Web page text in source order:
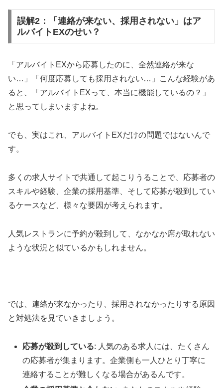
誤解2：「連絡が来ない、採用されない」はア
ルバイトEXのせい？
「アルバイトEXから応募したのに、全然連絡が来な
い…」「何度応募しても採用されない…」こんな経験があ
ると、「アルバイトEXって、本当に機能しているの？」
と思ってしまいますよね。
でも、実はこれ、アルバイトEXだけの問題ではないんで
す。
多くの求人サイトで共通して起こりうることで、応募者の
スキルや経験、企業の採用基準、そして応募が殺到してい
るケースなど、様々な要因が考えられます。
人気レストランに予約が殺到して、なかなか席が取れない
ような状況と似ているかもしれません。
では、連絡が来なかったり、採用されなかったりする原因
と対処法を見ていきましょう。
応募が殺到している: 人気のある求人には、たくさん
の応募者が集まります。企業側も一人ひとり丁寧に
連絡することが難しくなる場合があるんです。